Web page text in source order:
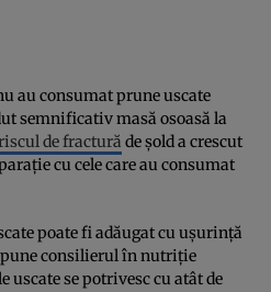
au consumat prune uscate
semnificativ masă osoasă la
de fractură de șold a crescut
cu cele care au consumat
poate fi adăugat cu ușurință
consilierul în nutriție
uscate se potrivesc cu atât de